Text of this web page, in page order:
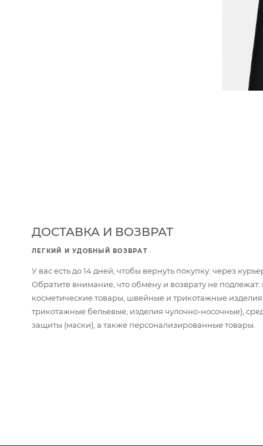
ДОСТАВКА И ВОЗВРАТ
ЛЕГКИЙ И УДОБНЫЙ ВОЗВРАТ
У вас есть до 14 дней, чтобы вернуть покупку: через
Обратите внимание, что обмену и возврату не
косметические товары, швейные и трикотажные
трикотажные бельевые, изделия чулочно-носочные),
защиты (маски), а также персонализированные товары.